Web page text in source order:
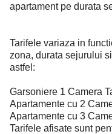
apartament pe durata
Tarifele variaza in
zona, durata sejurului
astfel:
Garsoniere 1 Camera
Apartamente cu 2
Apartamente cu 3
Tarifele afisate sunt